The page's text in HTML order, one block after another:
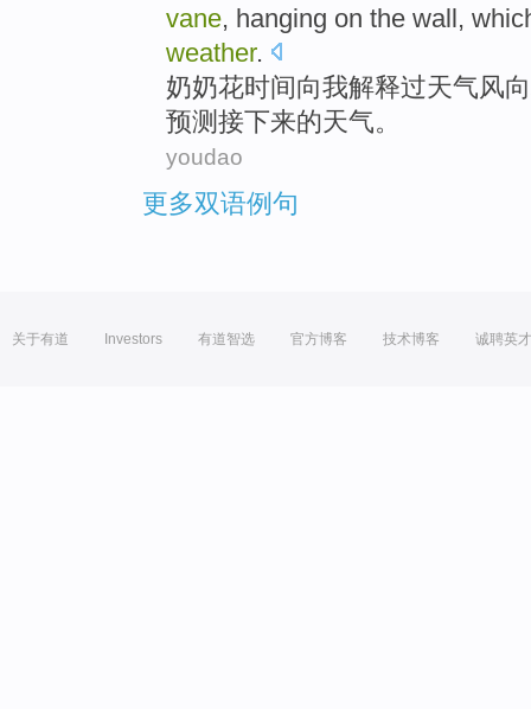
vane, hanging on the wall,
weather.
奶奶花时间向我解释过天气风
预测 接下来的天气。
youdao
更多双语例句
关于有道 Investors 有道智选 官方博客 技术博客 诚聘英才